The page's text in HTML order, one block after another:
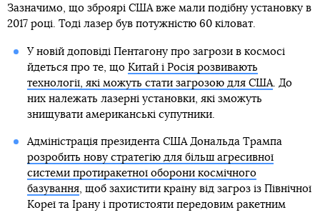
Зазначимо, що зброярі США вже мали подібну установку в
2017 році. Тоді лазер був потужністю 60 кіловат.
У новій доповіді Пентагону про загрози в космосі
йдеться про те, що Китай і Росія розвивають
технології, які можуть стати загрозою для США. До
них належать лазерні установки, які зможуть
знищувати американські супутники.
Адміністрація президента США Дональда Трампа
розробить нову стратегію для більш агресивної
системи протиракетної оборони космічного
базування, щоб захистити країну від загроз із Північної
Кореї та Ірану і протистояти передовим ракетним